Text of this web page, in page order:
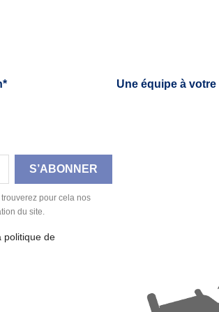
Une équipe à
pour cela nos
du site.
politique de